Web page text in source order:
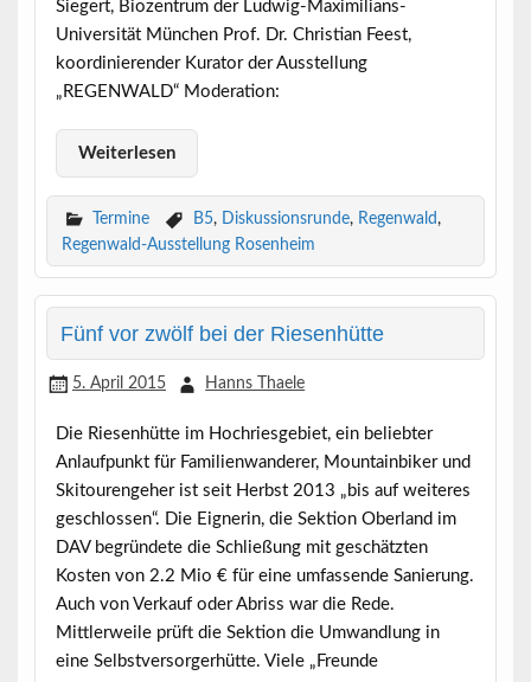
Siegert, Biozentrum der Ludwig-Maximilians-
Universität München Prof. Dr. Christian Feest,
koordinierender Kurator der Ausstellung
„REGENWALD“ Moderation:
Weiterlesen
Termine B5, Diskussionsrunde, Regenwald ,
Regenwald-Ausstellung Rosenheim
Fünf vor zwölf bei der Riesenhütte
5. April 2015 Hanns Thaele
Die Riesenhütte im Hochriesgebiet, ein beliebter
Anlaufpunkt für Familienwanderer, Mountainbiker und
Skitourengeher ist seit Herbst 2013 „bis auf weiteres
geschlossen“. Die Eignerin, die Sektion Oberland im
DAV begründete die Schließung mit geschätzten
Kosten von 2.2 Mio € für eine umfassende Sanierung.
Auch von Verkauf oder Abriss war die Rede.
Mittlerweile prüft die Sektion die Umwandlung in
eine Selbstversorgerhütte. Viele „Freunde